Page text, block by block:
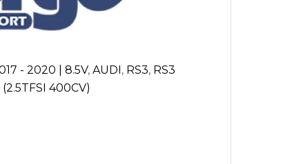
- 2020 | 8.5V, AUDI, RS3, RS3
(2.5TFSI 400CV)